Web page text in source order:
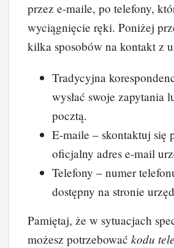
przez e-maile, po telefony,
wyciągnięcie ręki. Poniżej
kilka sposobów na kontakt z
Tradycyjna
wysłać swoje zapytania
pocztą.
E-maile – skontaktuj się
oficjalny adres e-mail
Telefony – numer
dostępny na stronie
Pamiętaj, że w sytuacjach
możesz potrzebować kodu